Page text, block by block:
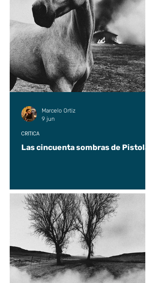
Las cincuenta sombras de Pistolas
CRÍTICA
Marcelo Ortiz
9 jun